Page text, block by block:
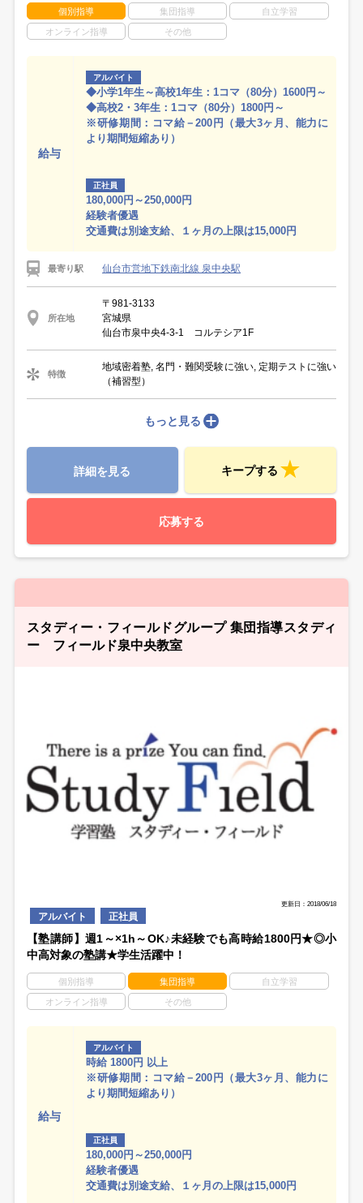
個別指導 集団指導 自立学習
オンライン指導 その他
給与
アルバイト
◆小学1年生～高校1年生：1コマ（80分）1600円～
◆高校2・3年生：1コマ（80分）1800円～
※研修期間：コマ給－200円（最大3ヶ月、能力に
より期間短縮あり）
正社員
180,000円～250,000円
経験者優遇
交通費は別途支給、１ヶ月の上限は15,000円
最寄り駅 仙台市営地下鉄南北線 泉中央駅
所在地
〒981-3133
宮城県
仙台市泉中央4-3-1 コルテシア1F
特徴
地域密着塾, 名門・難関受験に強い, 定期テストに強い
（補習型）
もっと見る
詳細を見る キープする
応募する
スタディー・フィールドグループ 集団指導スタディ
ー フィールド泉中央教室
更新日：2018/06/18
アルバイト 正社員
【塾講師】週1～×1h～OK♪未経験でも高時給1800円★◎小
中高対象の塾講★学生活躍中！
個別指導 集団指導 自立学習
オンライン指導 その他
給与
アルバイト
時給 1800円 以上
※研修期間：コマ給－200円（最大3ヶ月、能力に
より期間短縮あり）
正社員
180,000円～250,000円
経験者優遇
交通費は別途支給、１ヶ月の上限は15,000円